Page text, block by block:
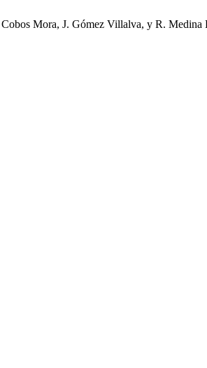
Cobos Mora, J. Gómez Villalva, y R.